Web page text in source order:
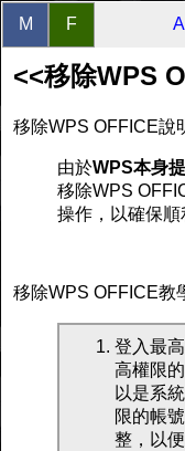
M F
<<移除WPS
移除WPS OFFICE說
由於WPS本身
移除WPS
操作，以確保順
移除WPS OFFICE教
登入最
高權限
以是系
限的帳
整，以